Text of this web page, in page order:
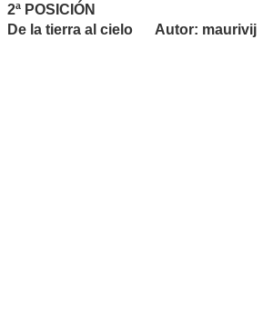
2ª POSICIÓN
De la tierra al cielo Autor: maurivij